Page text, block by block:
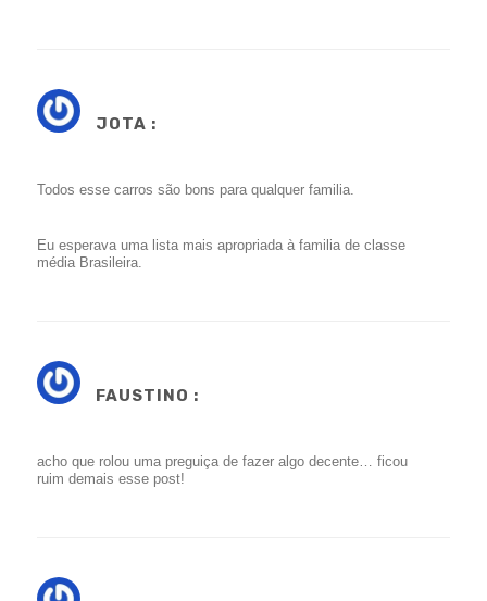
JOTA :
Todos esse carros são bons para qualquer familia.
Eu esperava uma lista mais apropriada à familia de classe
média Brasileira.
FAUSTINO :
acho que rolou uma preguiça de fazer algo decente… ficou
ruim demais esse post!